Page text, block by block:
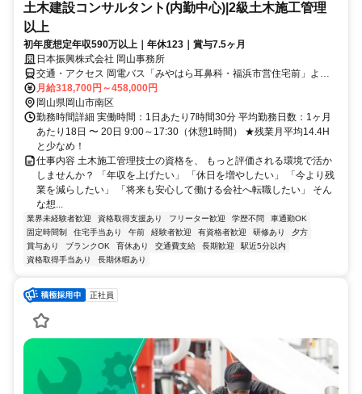
土木建設コンサルタント(内勤中心)|2級土木施工管理
以上
初年度想定年収590万以上｜年休123｜賞与7.5ヶ月
日本振興株式会社 岡山事務所
交通・アクセス 岡電バス「みやはら耳鼻科・福浜市営住宅前」より
徒歩約3分
月給318,700円～458,000円
岡山県岡山市南区
勤務時間詳細 実働時間：1日あたり7時間30分 平均勤務日数：1ヶ月
あたり18日 〜 20日 9:00～17:30（休憩1時間） ★残業月平均14.4H
と少なめ！
仕事内容 土木施工管理技士の資格を、 もっと評価される環境で活か
しませんか？ 「年収を上げたい」 「休日を増やしたい」 「今より残
業を減らしたい」 「将来も安心して働ける会社へ転職したい」 そん
な想...
業界未経験者歓迎 資格取得支援あり フリーター歓迎 学歴不問
車通勤OK
固定時間制
住宅手当あり 午前 経験者歓迎 有資格者歓迎 研修あり
夕方
賞与あり
ブランクOK 育休あり 交通費支給 長期歓迎
駅近5分以内
資格取得手当あり
長期休暇あり
正社員